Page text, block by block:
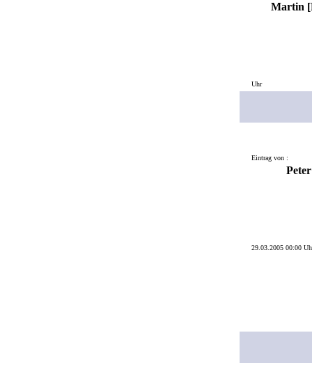
Martin
Uhr
Eintrag von :
Peter
29.03.2005 00:00